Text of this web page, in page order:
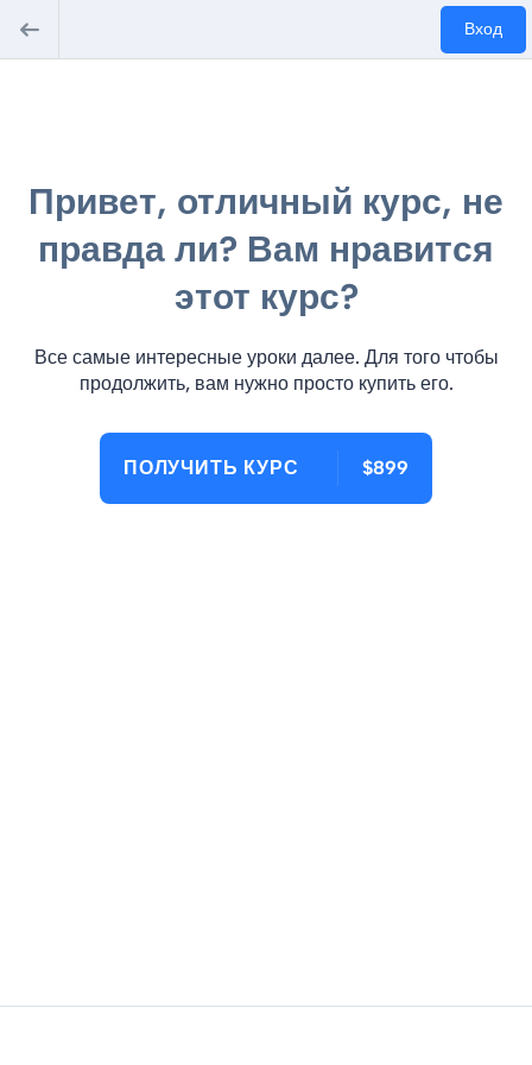
Вход
Привет, отличный курс, не
правда ли? Вам нравится
этот курс?
Все самые интересные уроки далее. Для того чтобы
продолжить, вам нужно просто купить его.
ПОЛУЧИТЬ КУРС $899